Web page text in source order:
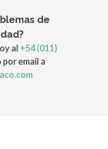
de
al +54 (011)
email a